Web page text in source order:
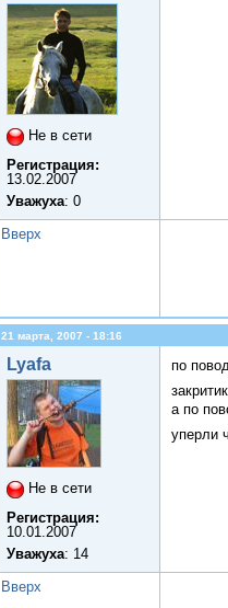
Не в сети
Регистрация:
13.02.2007
Уважуха: 0
Вверх
21 марта, 2007 - 18:16
Lyafa
Не в сети
Регистрация:
10.01.2007
Уважуха: 14
по
а по
уперли
Вверх